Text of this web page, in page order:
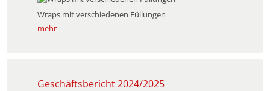
Wraps mit verschiedenen Füllungen
mehr
Geschäftsbericht 2024/2025